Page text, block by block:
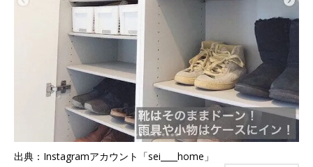
出典：Instagramアカウント「sei____home」